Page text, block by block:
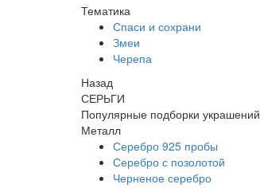
Тематика
Спаси и сохрани
Змеи
Черепа
Назад
СЕРЬГИ
Популярные подборки украшений
Металл
Серебро 925 пробы
Серебро с позолотой
Черненое серебро